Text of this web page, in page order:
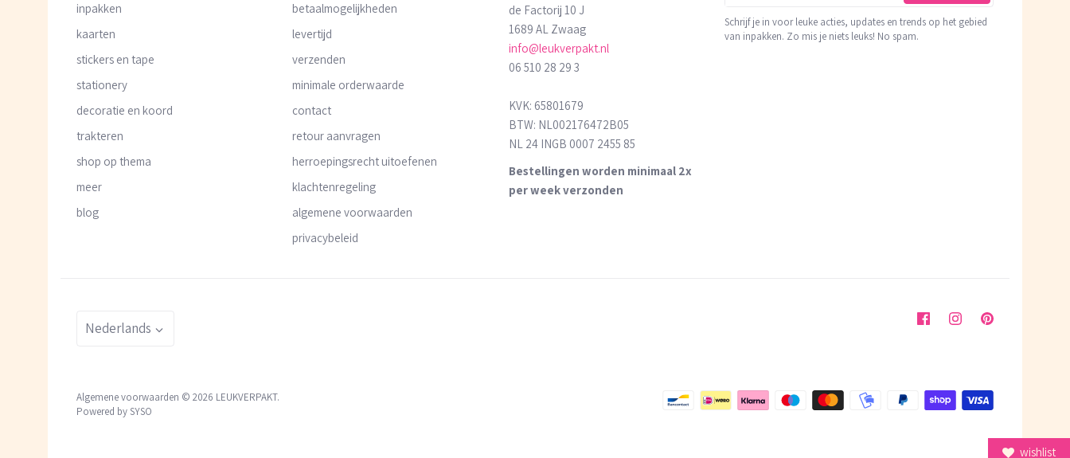
inpakken
kaarten
stickers en tape
stationery
decoratie en koord
trakteren
shop op thema
meer
blog
betaalmogelijkheden
levertijd
verzenden
minimale orderwaarde
contact
retour aanvragen
herroepingsrecht uitoefenen
klachtenregeling
algemene voorwaarden
privacybeleid
de Factorij 10 J
1689 AL Zwaag
info@leukverpakt.nl
06 510 28 29 3
KVK: 65801679
BTW: NL002176472B05
NL 24 INGB 0007 2455 85
Bestellingen worden minimaal 2x
per week verzonden
Schrijf je in voor leuke acties, updates en trends op het gebied
van inpakken. Zo mis je niets leuks! No spam.
Taal
Nederlands
Algemene voorwaarden © 2026 LEUKVERPAKT.
Powered by SYSO
wishlist